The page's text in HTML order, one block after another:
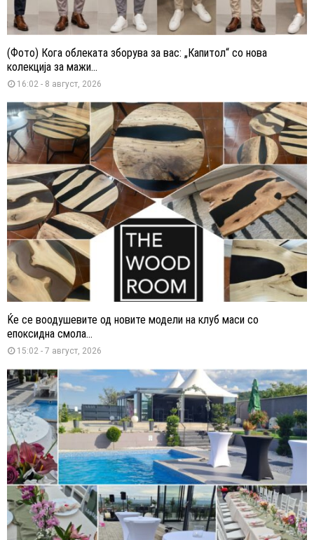
(Фото) Кога облеката зборува за вас: „Капитол“ со нова
колекција за мажи...
16:02 - 8 август, 2026
Ќе се воодушевите од новите модели на клуб маси со
епоксидна смола...
15:02 - 7 август, 2026